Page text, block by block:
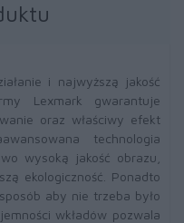
i najwyższą jakość
Lexmark gwarantuje
oraz właściwy efekt
technologia
wysoką jakość obrazu,
ekologiczność. Ponadto
aby nie trzeba było
wkładów pozwala